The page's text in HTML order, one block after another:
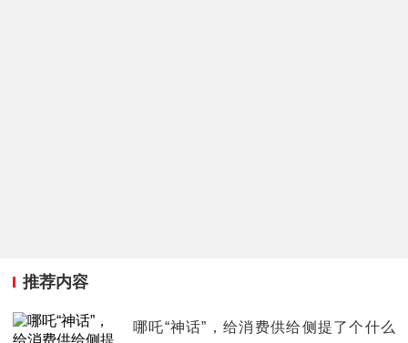
推荐内容
哪吒“神话”，给消费供给侧提了个什么